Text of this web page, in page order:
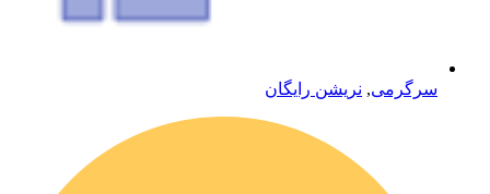
سرگرمی, نریشن رایگان